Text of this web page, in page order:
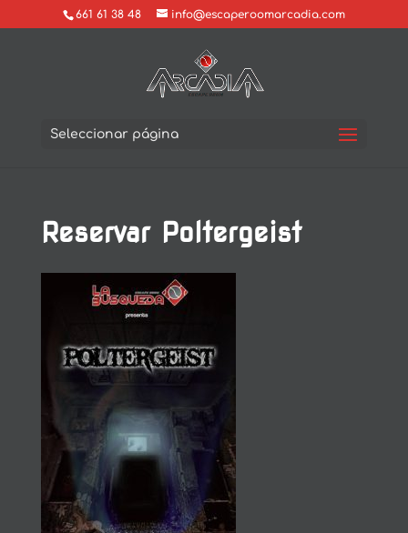
661 61 38 48 info@escaperoomarcadia.com
Seleccionar página
Reservar Poltergeist